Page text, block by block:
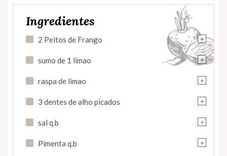
Ingredientes
+
2 Peitos de Frango
+
sumo de 1 limao
+
raspa de limao
+
3 dentes de alho picados
+
sal q.b
+
Pimenta q.b